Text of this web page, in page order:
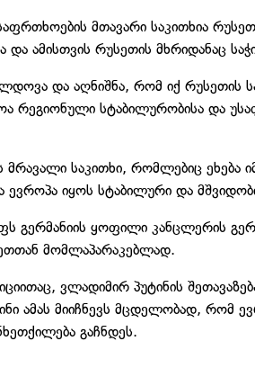
მთავარი საკითხია
და ამისთვის რუსეთის მხრიდანაც
და აღნიშნა, რომ იქ რუსეთის
რეგიონული სტაბილურობისა და
საკითხი, რომლებიც ეხება
იყოს სტაბილური და
გერმანიის ყოფილი კანცლერის
მომლაპარაკებლად.
ვლადიმირ პუტინის
ამას მიიჩნევს მცდელობად, რომ
გაჩნდეს.